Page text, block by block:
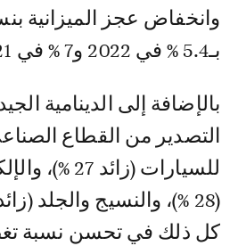
بـ5.4 % في 2022 و7 % في 2021.
بالإضافة إلى الدينامية
التصدير من القطاع
للسيارات
كل ذلك في تحسن نسبة